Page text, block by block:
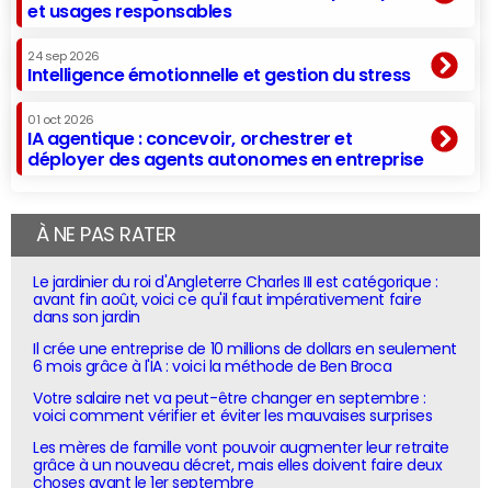
et usages responsables
24 sep 2026
Intelligence émotionnelle et gestion du stress
01 oct 2026
IA agentique : concevoir, orchestrer et
déployer des agents autonomes en entreprise
À NE PAS RATER
Le jardinier du roi d'Angleterre Charles III est catégorique :
avant fin août, voici ce qu'il faut impérativement faire
dans son jardin
Il crée une entreprise de 10 millions de dollars en seulement
6 mois grâce à l'IA : voici la méthode de Ben Broca
Votre salaire net va peut-être changer en septembre :
voici comment vérifier et éviter les mauvaises surprises
Les mères de famille vont pouvoir augmenter leur retraite
grâce à un nouveau décret, mais elles doivent faire deux
choses avant le 1er septembre